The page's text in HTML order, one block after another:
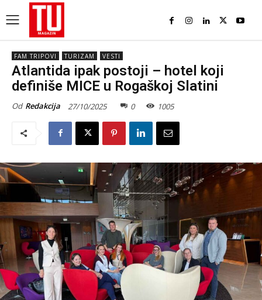
FAM TRIPOVI TURIZAM VESTI
Atlantida ipak postoji – hotel koji
definiše MICE u Rogaškoj Slatini
Od Redakcija 27/10/2025 0 1005